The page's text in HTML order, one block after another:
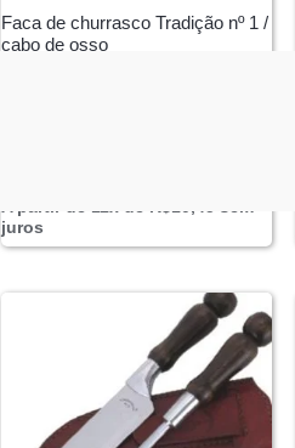
Faca de churrasco Tradição nº 1 /
cabo de osso
A partir de 11x de R$10,45 sem
juros